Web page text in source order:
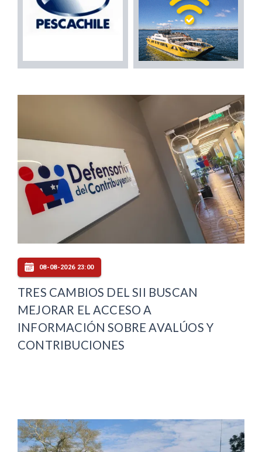
08-08-2026 23:00
TRES CAMBIOS DEL SII BUSCAN
MEJORAR EL ACCESO A
INFORMACIÓN SOBRE AVALÚOS Y
CONTRIBUCIONES